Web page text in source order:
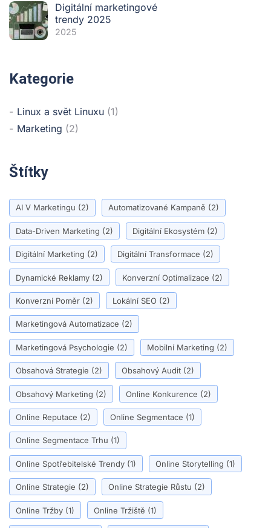
Digitální marketingové
trendy 2025
2025
Kategorie
Linux a svět Linuxu (1)
Marketing (2)
Štítky
AI V Marketingu (2) Automatizované Kampaně (2)
Data-Driven Marketing (2) Digitální Ekosystém (2)
Digitální Marketing (2) Digitální Transformace (2)
Dynamické Reklamy (2) Konverzní Optimalizace (2)
Konverzní Poměr (2) Lokální SEO (2)
Marketingová Automatizace (2)
Marketingová Psychologie (2) Mobilní Marketing (2)
Obsahová Strategie (2) Obsahový Audit (2)
Obsahový Marketing (2) Online Konkurence (2)
Online Reputace (2) Online Segmentace (1)
Online Segmentace Trhu (1)
Online Spotřebitelské Trendy (1) Online Storytelling (1)
Online Strategie (2) Online Strategie Růstu (2)
Online Tržby (1) Online Tržiště (1)